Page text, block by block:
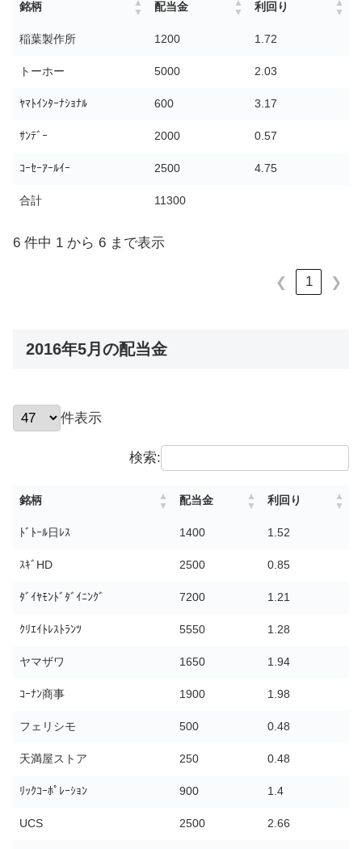
銘柄 配当金 利回り
稲葉製作所 1200 1.72
トーホー 5000 2.03
ﾔﾏﾄｲﾝﾀｰﾅｼｮﾅﾙ 600 3.17
ｻﾝﾃﾞｰ 2000 0.57
ｺｰｾｰｱｰﾙｲｰ 2500 4.75
合計 11300
6 件中 1 から 6 まで表示
❮ 1 ❯
2016年5月の配当金
件表示
検索:
銘柄 配当金 利回り
ﾄﾞﾄｰﾙ日ﾚｽ 1400 1.52
ｽｷﾞHD 2500 0.85
ﾀﾞｲﾔﾓﾝﾄﾞﾀﾞｲﾆﾝｸﾞ 7200 1.21
ｸﾘｴｲﾄﾚｽﾄﾗﾝﾂ 5550 1.28
ヤマザワ 1650 1.94
ｺｰﾅﾝ商事 1900 1.98
フェリシモ 500 0.48
天満屋ストア 250 0.48
ﾘｯｸｺｰﾎﾟﾚｰｼｮﾝ 900 1.4
UCS 2500 2.66